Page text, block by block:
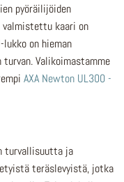
pyöräilijöiden
kaari on
on hieman
Valikoimastamme
AXA Newton UL300 -
turvallisuutta ja
teräslevyistä, jotka